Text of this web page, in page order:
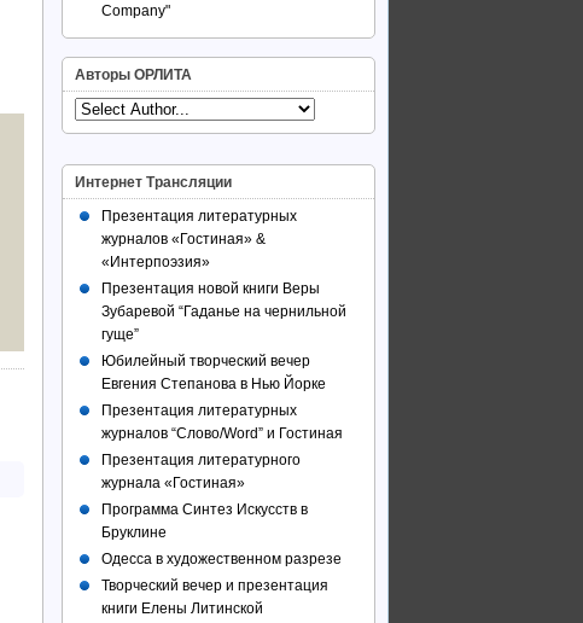
Company"
Авторы ОРЛИТА
Интернет Трансляции
Презентация литературных
журналов «Гостиная» &
«Интерпоэзия»
Презентация новой книги Веры
Зубаревой “Гаданье на чернильной
гуще”
Юбилейный творческий вечер
Евгения Степанова в Нью Йорке
Презентация литературных
журналов “Слово/Word” и Гостиная
Презентация литературного
журнала «Гостиная»
Программа Синтез Искусств в
Бруклине
Одесса в художественном разрезе
Творческий вечер и презентация
книги Елены Литинской